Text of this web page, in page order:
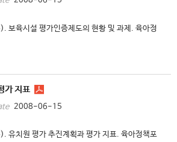
육시설 평가인증제도의 현황 및 과제. 육아정
가 지표
2008-06-15
치원 평가 추진계획과 평가 지표. 육아정책포